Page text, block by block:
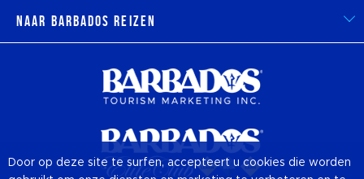
Naar Barbados reizen
Door op deze site te surfen, accepteert u cookies die worden